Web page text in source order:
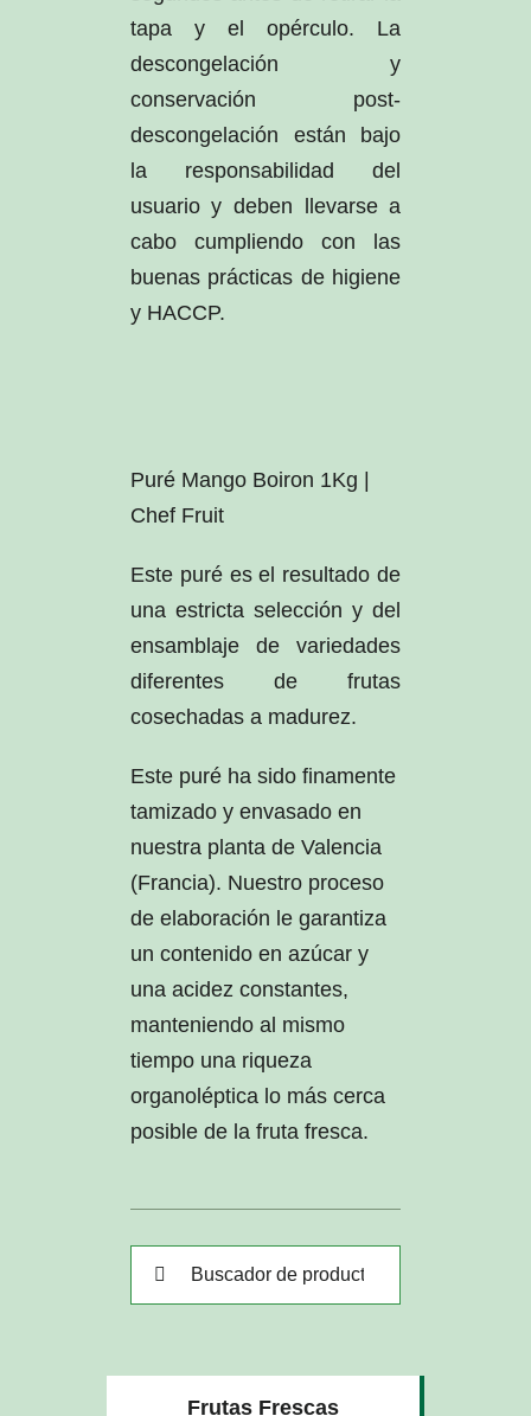
tapa y el opérculo. La
descongelación y
conservación post-
descongelación están bajo
la responsabilidad del
usuario y deben llevarse a
cabo cumpliendo con las
buenas prácticas de higiene
y HACCP.
Puré Mango Boiron 1Kg |
Chef Fruit
Este puré es el resultado de
una estricta selección y del
ensamblaje de variedades
diferentes de frutas
cosechadas a madurez.
Este puré ha sido finamente
tamizado y envasado en
nuestra planta de Valencia
(Francia). Nuestro proceso
de elaboración le garantiza
un contenido en azúcar y
una acidez constantes,
manteniendo al mismo
tiempo una riqueza
organoléptica lo más cerca
posible de la fruta fresca.
Buscar:
Frutas Frescas